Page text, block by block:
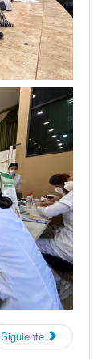
Siguiente